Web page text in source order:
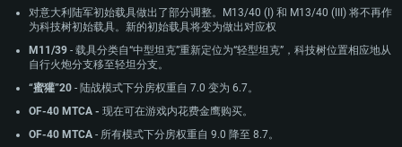
对意大利陆军初始载具做出了部分调整。M13/40 (I) 和 M13/40 (III) 将不再作
为科技树初始载具。新的初始载具将变为做出对应权
M11/39 - 载具分类自“中型坦克”重新定位为“轻型坦克”，科技树位置相应地从
自行火炮分支移至轻坦分支。
“蜜獾”20 - 陆战模式下分房权重自 7.0 变为 6.7。
OF-40 MTCA - 现在可在游戏内花费金鹰购买。
OF-40 MTCA - 所有模式下分房权重自 9.0 降至 8.7。